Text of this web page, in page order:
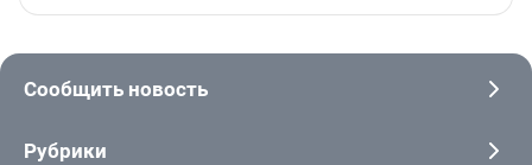
Сообщить новость
Рубрики